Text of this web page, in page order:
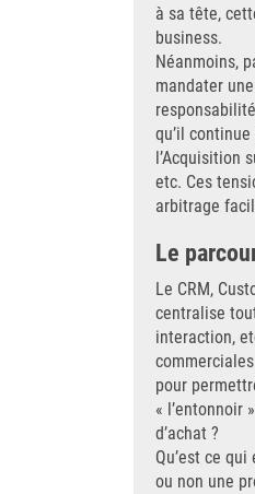
à sa tête,
business.
Néanmoins,
mandater
qu’il
l’Acquisition
etc. Ces
arbitrage
Le
Le CRM,
centralise
interaction,
pour
« l’entonnoir
d’achat ?
Qu’est ce
ou non une